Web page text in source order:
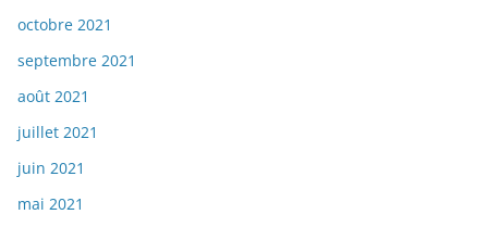
octobre 2021
septembre 2021
août 2021
juillet 2021
juin 2021
mai 2021